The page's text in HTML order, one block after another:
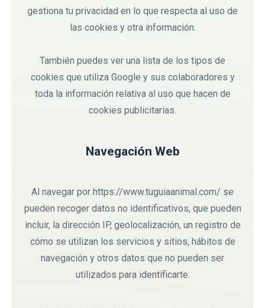
gestiona tu privacidad en lo que respecta al uso de
las cookies y otra información.
También puedes ver una lista de los tipos de
cookies que utiliza Google y sus colaboradores y
toda la información relativa al uso que hacen de
cookies publicitarias.
Navegación Web
Al navegar por https://www.tuguiaanimal.com/ se
pueden recoger datos no identificativos, que pueden
incluir, la dirección IP, geolocalización, un registro de
cómo se utilizan los servicios y sitios, hábitos de
navegación y otros datos que no pueden ser
utilizados para identificarte.